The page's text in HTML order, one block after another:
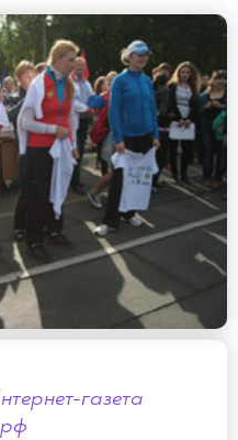
- они как никто
какое внимание
каждого, как
по развитию
Занимаясь
я очень хочу, чтобы
и спортом
современного
Шипулин А.В.
газета